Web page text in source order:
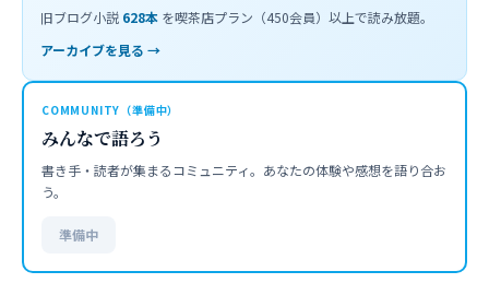
旧ブログ小説 628本 を喫茶店プラン（450会員）以上で読み放題。
アーカイブを見る →
COMMUNITY（準備中）
みんなで語ろう
書き手・読者が集まるコミュニティ。あなたの体験や感想を語り合お
う。
準備中